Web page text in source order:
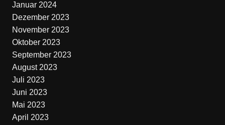
Januar 2024
Dezember 2023
November 2023
Oktober 2023
September 2023
August 2023
Juli 2023
Juni 2023
Mai 2023
April 2023